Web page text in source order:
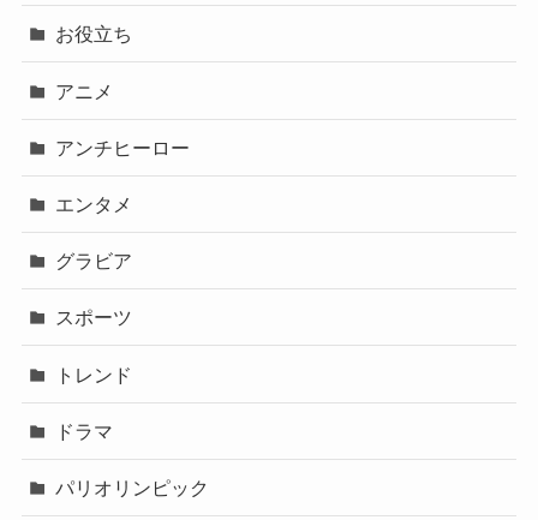
お役立ち
アニメ
アンチヒーロー
エンタメ
グラビア
スポーツ
トレンド
ドラマ
パリオリンピック